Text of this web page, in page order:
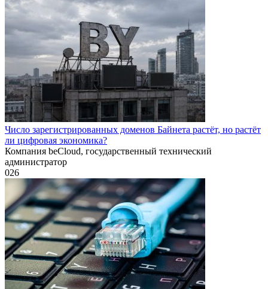
Число зарегистрированных доменов Байнета растёт, но растёт
ли цифровая экономика?
Компания beCloud, государственный технический
администратор
026